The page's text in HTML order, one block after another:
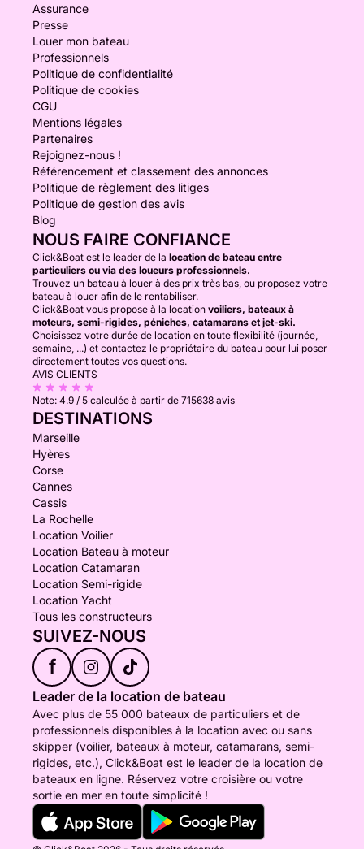
Assurance
Presse
Louer mon bateau
Professionnels
Politique de confidentialité
Politique de cookies
CGU
Mentions légales
Partenaires
Rejoignez-nous !
Référencement et classement des annonces
Politique de règlement des litiges
Politique de gestion des avis
Blog
NOUS FAIRE CONFIANCE
Click&Boat est le leader de la location de bateau entre
particuliers ou via des loueurs professionnels.
Trouvez un bateau à louer à des prix très bas, ou proposez votre
bateau à louer afin de le rentabiliser.
Click&Boat vous propose à la location voiliers, bateaux à
moteurs, semi-rigides, péniches, catamarans et jet-ski.
Choisissez votre durée de location en toute flexibilité (journée,
semaine, ...) et contactez le propriétaire du bateau pour lui poser
directement toutes vos questions.
AVIS CLIENTS
Note: 4.9 / 5 calculée à partir de 715638 avis
DESTINATIONS
Marseille
Hyères
Corse
Cannes
Cassis
La Rochelle
Location Voilier
Location Bateau à moteur
Location Catamaran
Location Semi-rigide
Location Yacht
Tous les constructeurs
SUIVEZ-NOUS
f
Leader de la location de bateau
Avec plus de 55 000 bateaux de particuliers et de
professionnels disponibles à la location avec ou sans
skipper (voilier, bateaux à moteur, catamarans, semi-
rigides, etc.), Click&Boat est le leader de la location de
bateaux en ligne. Réservez votre croisière ou votre
sortie en mer en toute simplicité !